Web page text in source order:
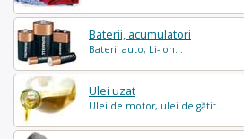
Baterii, acumulatori
Baterii auto, Li-Ion...
Ulei uzat
Ulei de motor, ulei de gătit...